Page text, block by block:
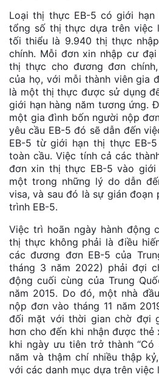
Loại thị thực EB-5 có giới hạn
tổng số thị thực dựa trên việc
tối thiểu là 9.940 thị thực
chính. Mỗi đơn xin nhập cư
thị thực cho đương đơn
của họ, với mỗi thành viên gia
là một thị thực được sử dụng
giới hạn hàng năm tương ứng.
một gia đình bốn người nộp
yêu cầu EB-5 đó sẽ dẫn đến
EB-5 từ giới hạn thị thực EB-
toàn cầu. Việc tính cả các
đơn xin thị thực EB-5 vào giới
một trong những lý do dẫn
visa, và sau đó là sự gián đoạn
trình EB-5.
Việc trì hoãn ngày hành động
thị thực không phải là điều
các đương đơn EB-5 của
tháng 3 năm 2022) phải đợi
động cuối cùng của Trung
năm 2015. Do đó, một nhà
nộp đơn vào tháng 11 năm
đối mặt với thời gian chờ đợi
hơn cho đến khi nhận được thẻ
khi ngày ưu tiên trở thành “Có
năm và thậm chí nhiều thập
với các danh mục dựa trên việc